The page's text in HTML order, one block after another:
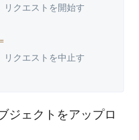
クエストを開始す
=
クエストを中止す
ジェクトをアップロ